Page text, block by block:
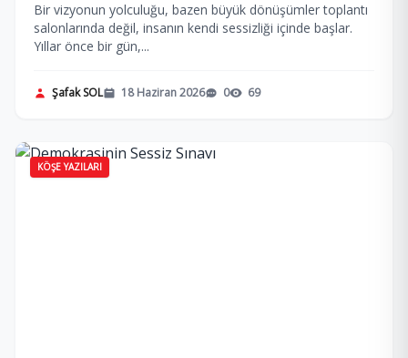
Bir vizyonun yolculuğu, bazen büyük dönüşümler toplantı
salonlarında değil, insanın kendi sessizliği içinde başlar.
Yıllar önce bir gün,...
Şafak SOL 18 Haziran 2026 0 69
KÖŞE YAZILARI